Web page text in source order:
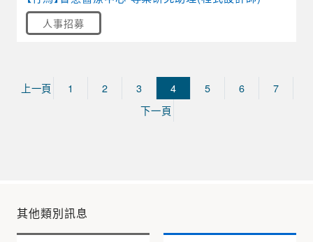
人事招募
上一頁 1 2 3 4 5 6
7
下一頁
其他類別訊息